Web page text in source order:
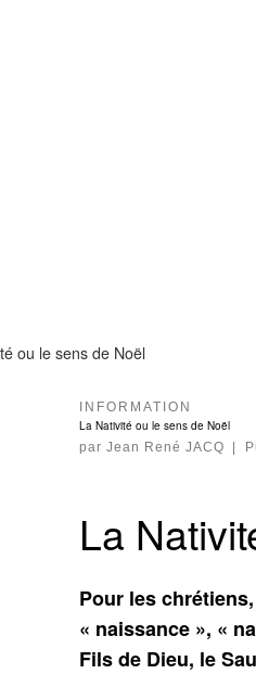
ou le sens de Noël
INFORMATION
La Nativité ou le sens de Noël
par Jean René JACQ |
La
Pour les
« naissance », «
Fils de Dieu, le